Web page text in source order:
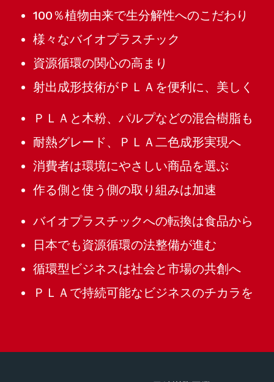
100％植物由来で生分解性へのこだわり
様々なバイオプラスチック
資源循環の関心の高まり
射出成形技術がＰＬＡを便利に、美しく
ＰＬＡと木粉、パルプなどの混合樹脂も
耐熱グレード、ＰＬＡ二色成形実現へ
消費者は環境にやさしい商品を選ぶ
作る側と使う側の取り組みは加速
バイオプラスチックへの転換は食品から
日本でも資源循環の法整備が進む
循環型ビジネスは社会と市場の共創へ
ＰＬＡで持続可能なビジネスのチカラを